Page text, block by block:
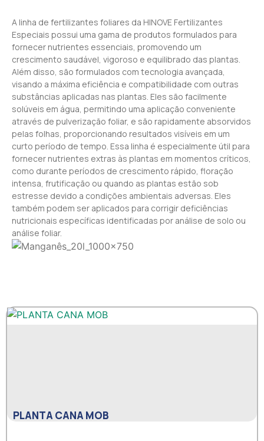
A linha de fertilizantes foliares da HINOVE Fertilizantes
Especiais possui uma gama de produtos formulados para
fornecer nutrientes essenciais, promovendo um
crescimento saudável, vigoroso e equilibrado das plantas.
Além disso, são formulados com tecnologia avançada,
visando a máxima eficiência e compatibilidade com outras
substâncias aplicadas nas plantas. Eles são facilmente
solúveis em água, permitindo uma aplicação conveniente
através de pulverização foliar, e são rapidamente absorvidos
pelas folhas, proporcionando resultados visíveis em um
curto período de tempo. Essa linha é especialmente útil para
fornecer nutrientes extras às plantas em momentos críticos,
como durante períodos de crescimento rápido, floração
intensa, frutificação ou quando as plantas estão sob
estresse devido a condições ambientais adversas. Eles
também podem ser aplicados para corrigir deficiências
nutricionais específicas identificadas por análise de solo ou
análise foliar.
PLANTA CANA MOB